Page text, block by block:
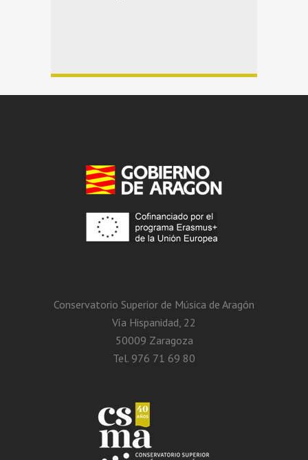
Conservatorio Superior de Música de Aragón
Vía Hispanidad, 22
50009 Zaragoza
Tel. 976 71 69 80